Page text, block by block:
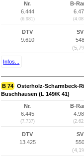
Nr.
6.444
(6.981)
B-
DTV
9.610
SV
548
Infos...
B 74 Osterholz-Scharmbeck-
Buschhausen (L 149/K 41)
Nr.
6.445
(7.737)
B-
DTV
13.425
SV
550